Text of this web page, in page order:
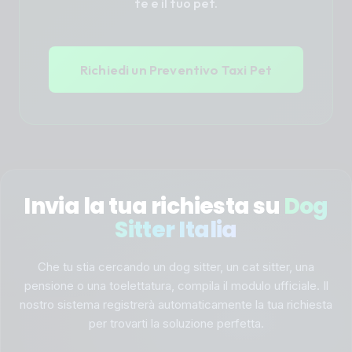
Richiedi un Preventivo Taxi Pet
Invia la tua richiesta su Dog
Sitter Italia
Che tu stia cercando un dog sitter, un cat sitter, una
pensione o una toelettatura, compila il modulo ufficiale. Il
nostro sistema registrerà automaticamente la tua richiesta
per trovarti la soluzione perfetta.